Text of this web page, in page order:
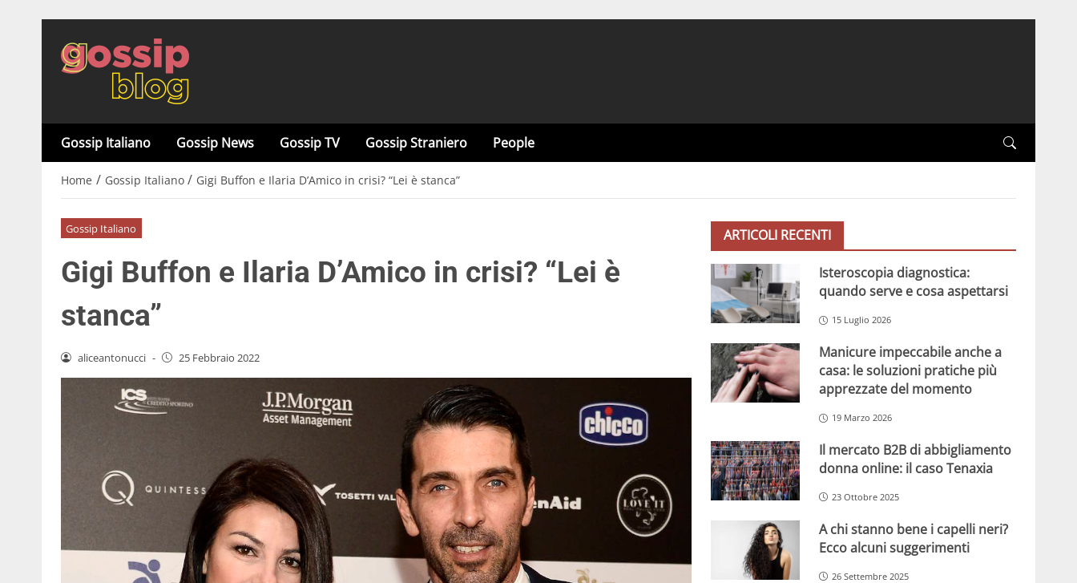
Gossip Italiano Gossip News Gossip TV Gossip Straniero People
Home / Gossip Italiano / Gigi Buffon e Ilaria D’Amico in crisi? “Lei è stanca”
Gossip Italiano
Gigi Buffon e Ilaria D’Amico in crisi? “Lei è
stanca”
aliceantonucci - 25 Febbraio 2022
ARTICOLI RECENTI
Isteroscopia diagnostica:
quando serve e cosa aspettarsi
15 Luglio 2026
Manicure impeccabile anche a
casa: le soluzioni pratiche più
apprezzate del momento
19 Marzo 2026
Il mercato B2B di abbigliamento
donna online: il caso Tenaxia
23 Ottobre 2025
A chi stanno bene i capelli neri?
Ecco alcuni suggerimenti
26 Settembre 2025